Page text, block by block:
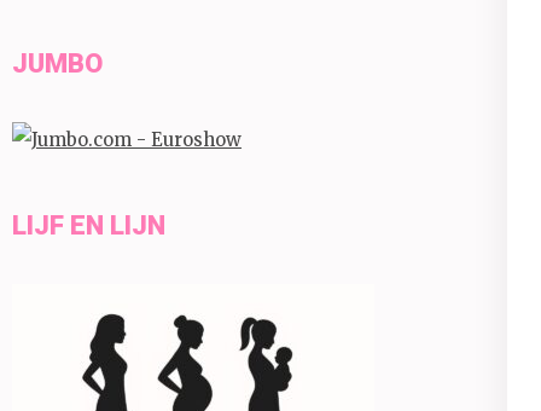
JUMBO
LIJF EN LIJN